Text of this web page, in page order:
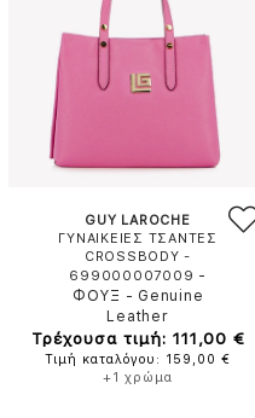
GUY LAROCHE
ΓΥΝΑΙΚΕΙΕΣ ΤΣΑΝΤΕΣ
CROSSBODY -
699000007009 -
ΦΟΥΞ - Genuine
Leather
Τρέχουσα τιμή: 111,00 €
Τιμή καταλόγου: 159,00 €
+1 χρώμα